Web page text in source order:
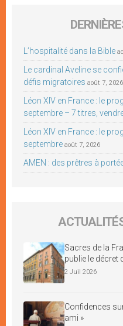
L’hospitalité dans la Bible
Le cardinal Aveline se
défis migratoires août 7, 2026
Léon XIV en France : le
septembre – 7 titres,
Léon XIV en France : le
septembre août 7, 2026
AMEN : des prêtres à
Sacres de la
publie le décret
2 Juil 2026
Confidences
ami »